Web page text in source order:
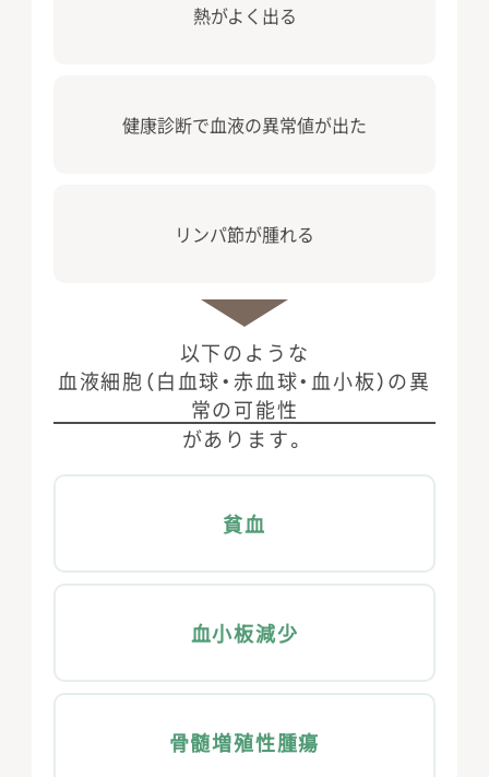
熱がよく出る
健康診断で⾎液の異常値が出た
リンパ節が腫れる
以下のような
⾎液細胞（⽩⾎球・⾚⾎球・⾎⼩板）の異
常の可能性
があります。
貧⾎
⾎⼩板減少
⾻髄増殖性腫瘍